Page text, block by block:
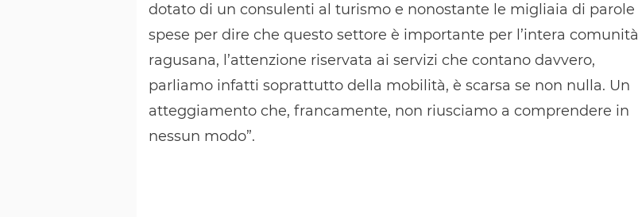
dotato di un consulenti al turismo e nonostante le migliaia di parole
spese per dire che questo settore è importante per l’intera comunità
ragusana, l’attenzione riservata ai servizi che contano davvero,
parliamo infatti soprattutto della mobilità, è scarsa se non nulla. Un
atteggiamento che, francamente, non riusciamo a comprendere in
nessun modo”.